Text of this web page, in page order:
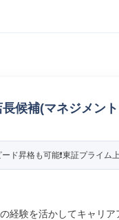
候補(マネジメン
ド昇格も可能❗️東証プライム
経験を活かしてキャリア